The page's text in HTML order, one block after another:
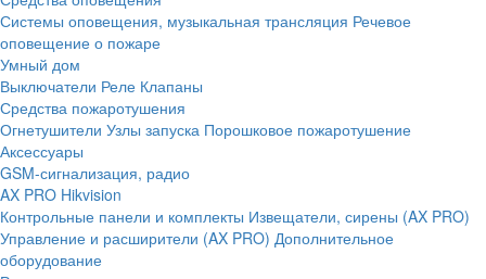
Системы оповещения, музыкальная трансляция Речевое
оповещение о пожаре
Умный дом
Выключатели Реле Клапаны
Средства пожаротушения
Огнетушители Узлы запуска Порошковое пожаротушение
Аксессуары
GSM-сигнализация, радио
AX PRO Hikvision
Контрольные панели и комплекты Извещатели, сирены (AX PRO)
Управление и расширители (AX PRO) Дополнительное
оборудование